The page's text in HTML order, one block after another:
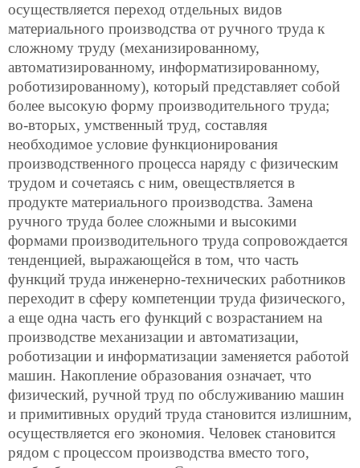
осуществляется переход отдельных видов
материального производства от ручного труда к
сложному труду (механизированному,
автоматизированному, информатизированному,
роботизированному), который представляет собой
более высокую форму производительного труда;
во-вторых, умственный труд, составляя
необходимое условие функционирования
производственного процесса наряду с физическим
трудом и сочетаясь с ним, овеществляется в
продукте материального производства. Замена
ручного труда более сложными и высокими
формами производительного труда сопровождается
тенденцией, выражающейся в том, что часть
функций труда инженерно-технических работников
переходит в сферу компетенции труда физического,
а еще одна часть его функций с возрастанием на
производстве механизации и автоматизации,
роботизации и информатизации заменяется работой
машин. Накопление образования означает, что
физический, ручной труд по обслуживанию машин
и примитивных орудий труда становится излишним,
осуществляется его экономия. Человек становится
рядом с процессом производства вместо того,